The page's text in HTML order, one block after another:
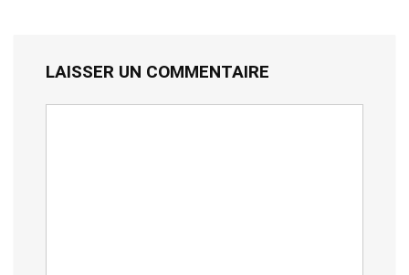
LAISSER UN COMMENTAIRE